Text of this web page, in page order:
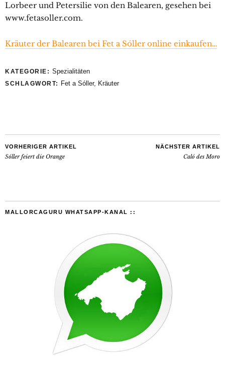
Lorbeer und Petersilie von den Balearen, gesehen bei
www.fetasoller.com.
Kräuter der Balearen bei Fet a Sóller online einkaufen…
KATEGORIE: Spezialitäten
SCHLAGWORT: Fet a Sóller, Kräuter
VORHERIGER ARTIKEL
Sóller feiert die Orange
NÄCHSTER ARTIKEL
Caló des Moro
MALLORCAGURU WHATSAPP-KANAL ::